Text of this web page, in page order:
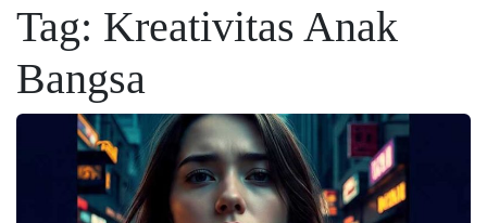
Tag: Kreativitas Anak
Bangsa